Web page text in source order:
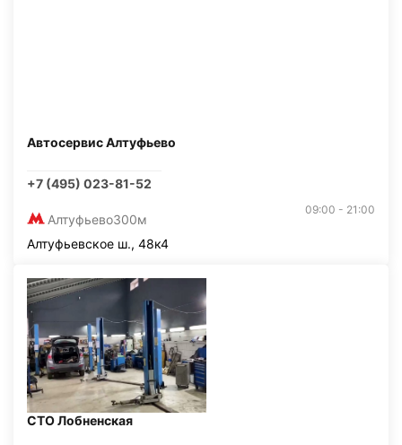
Автосервис Алтуфьево
+7 (495) 023-81-52
Алтуфьево300м
09:00 - 21:00
Алтуфьевское ш., 48к4
СТО Лобненская